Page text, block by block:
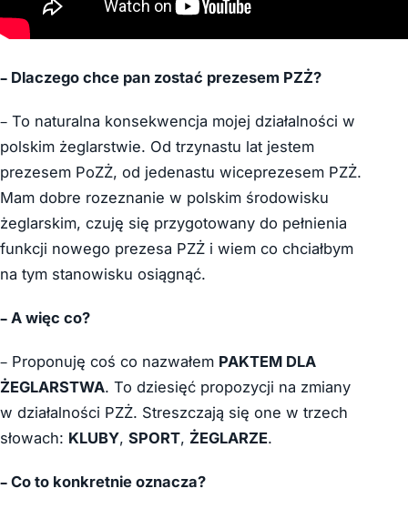
– Dlaczego chce pan zostać prezesem PZŻ?
– To naturalna konsekwencja mojej działalności w
polskim żeglarstwie. Od trzynastu lat jestem
prezesem PoZŻ, od jedenastu wiceprezesem PZŻ.
Mam dobre rozeznanie w polskim środowisku
żeglarskim, czuję się przygotowany do pełnienia
funkcji nowego prezesa PZŻ i wiem co chciałbym
na tym stanowisku osiągnąć.
– A więc co?
– Proponuję coś co nazwałem PAKTEM DLA
ŻEGLARSTWA. To dziesięć propozycji na zmiany
w działalności PZŻ. Streszczają się one w trzech
słowach: KLUBY, SPORT, ŻEGLARZE.
– Co to konkretnie oznacza?